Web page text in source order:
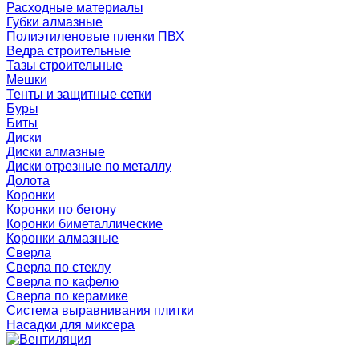
Расходные материалы
Губки алмазные
Полиэтиленовые пленки ПВХ
Ведра строительные
Тазы строительные
Мешки
Тенты и защитные сетки
Буры
Биты
Диски
Диски алмазные
Диски отрезные по металлу
Долота
Коронки
Коронки по бетону
Коронки биметаллические
Коронки алмазные
Сверла
Сверла по стеклу
Сверла по кафелю
Сверла по керамике
Система выравнивания плитки
Насадки для миксера